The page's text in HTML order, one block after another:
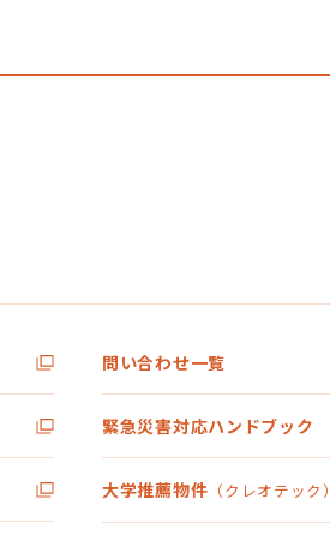
問い合わせ一覧
緊急災害対応ハンドブック
大学推薦物件 （クレオテック）